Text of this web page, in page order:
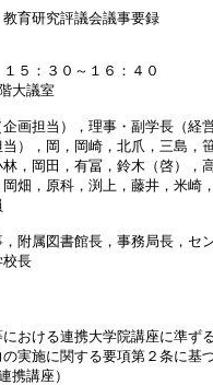
究評議会議事要録
５：３０～１６：４０
大議室
画担当），理事・副学長（経
，岡崎，北爪，三島，笹
，有冨，鈴木（啓），高
科，渕上，藤井，米崎，
附属図書館長，事務局長，セ
長
おける連携大学院講座に準ず
実施に関する要項第２条に基
講座）